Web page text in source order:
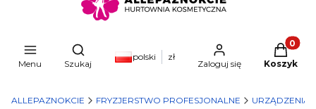
Menu
Otwórz wyszukiwarkę
Szukaj
polski zł
Zaloguj się Koszyk
ALLEPAZNOKCIE FRYZJERSTWO PROFESJONALNE URZĄDZENIA I